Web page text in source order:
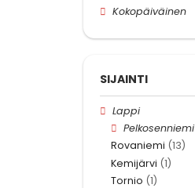
Kokopäiväinen
SIJAINTI
Lappi
Pelkosenniemi
Rovaniemi (13)
Kemijärvi (1)
Tornio (1)